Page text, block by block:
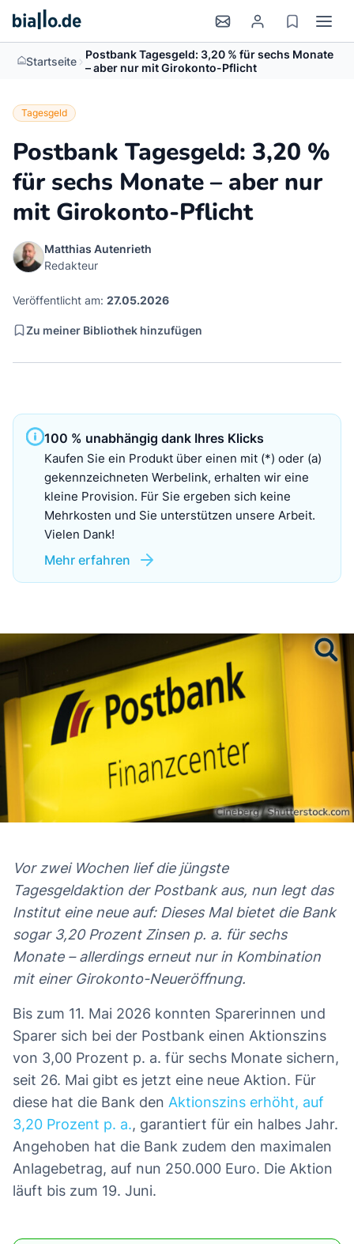
Startseite > Postbank Tagesgeld: 3,20 % für sechs Monate
– aber nur mit Girokonto-Pflicht
Tagesgeld
Postbank Tagesgeld: 3,20 %
für sechs Monate – aber nur
mit Girokonto-Pflicht
Matthias Autenrieth
Redakteur
Veröffentlicht am: 27.05.2026
Zu meiner Bibliothek hinzufügen
100 % unabhängig dank Ihres Klicks
Kaufen Sie ein Produkt über einen mit (*) oder (a)
gekennzeichneten Werbelink, erhalten wir eine
kleine Provision. Für Sie ergeben sich keine
Mehrkosten und Sie unterstützen unsere Arbeit.
Vielen Dank!
Mehr erfahren
Vor zwei Wochen lief die jüngste
Tagesgeldaktion der Postbank aus, nun legt das
Institut eine neue auf: Dieses Mal bietet die Bank
sogar 3,20 Prozent Zinsen p. a. für sechs
Monate – allerdings erneut nur in Kombination
mit einer Girokonto-Neueröffnung.
Bis zum 11. Mai 2026 konnten Sparerinnen und
Sparer sich bei der Postbank einen Aktionszins
von 3,00 Prozent p. a. für sechs Monate sichern,
seit 26. Mai gibt es jetzt eine neue Aktion. Für
diese hat die Bank den Aktionszins erhöht, auf
3,20 Prozent p. a., garantiert für ein halbes Jahr.
Angehoben hat die Bank zudem den maximalen
Anlagebetrag, auf nun 250.000 Euro. Die Aktion
läuft bis zum 19. Juni.